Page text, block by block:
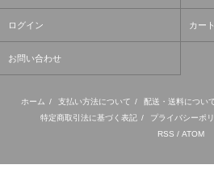
ログイン カー
お問い合わせ
ホーム / 支払い方法について / 配送・送料につい
特定商取引法に基づく表記 / プライバシーポ
RSS / ATOM